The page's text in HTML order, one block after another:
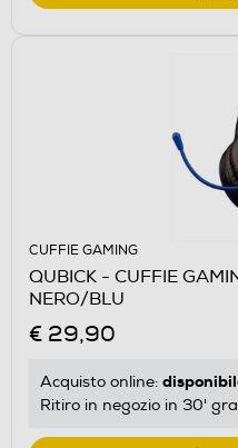
CUFFIE GAMING
QUBICK - CUFFIE
NERO/BLU
€ 29,90
Acquisto online:
Ritiro in negozio in 30'